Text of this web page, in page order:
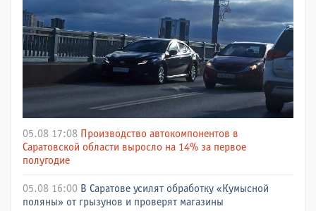
05.08 17:08 Производство автокомпонентов в
Саратовской области выросло на 14% за первое
полугодие
05.08 16:00 В Саратове усилят обработку «Кумысной
поляны» от грызунов и проверят магазины